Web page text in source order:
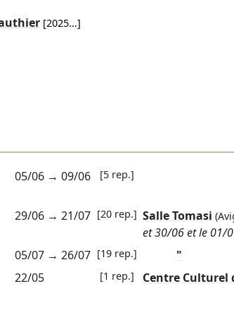
[2025...]
05/06→ 09/06 [5 rep.]
29/06→ 21/07 [20 rep.] Salle Tomasi
et 30/06 et le 01/
05/07→ 26/07 [19 rep.]
"
22/05 [1 rep.] Centre Culturel